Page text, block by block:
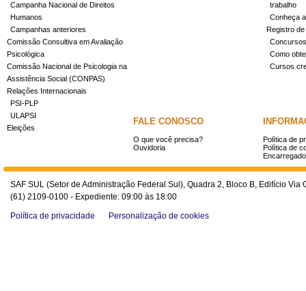
Campanha Nacional de Direitos
Humanos
Campanhas anteriores
Comissão Consultiva em Avaliação
Psicológica
Comissão Nacional de Psicologia na
Assistência Social (CONPAS)
Relações Internacionais
PSI-PLP
ULAPSI
Eleições
trabalho
Conheça
Registro
Concursos
Como
Cursos
FALE CONOSCO
O que você precisa?
Ouvidoria
Política de
Política de
SAF SUL (Setor de Administração Federal Sul), Quadra 2, Bloco B, Edifício
(61) 2109-0100 - Expediente: 09:00 às 18:00
Política de privacidade
Personalização de cookies